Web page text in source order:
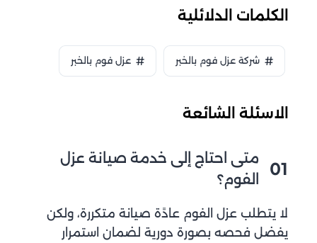
الكلمات الدلائلية
شركة عزل فوم بالخبر عزل فوم بالخبر
الاسئلة الشائعة
01
متى احتاج إلى خدمة صيانة عزل
الفوم؟
لا يتطلب عزل الفوم عادًة صيانة متكررة، ولكن
يفضل فحصه بصورة دورية لضمان استمرار